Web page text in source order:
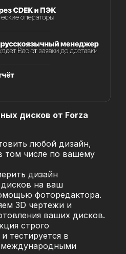
дисков от Forza
любой дизайн,
том числе по вашему
дизайн
на ваш
фоторедактора.
3D чертежи и
ваших дисков.
строго
тестируется в
международными